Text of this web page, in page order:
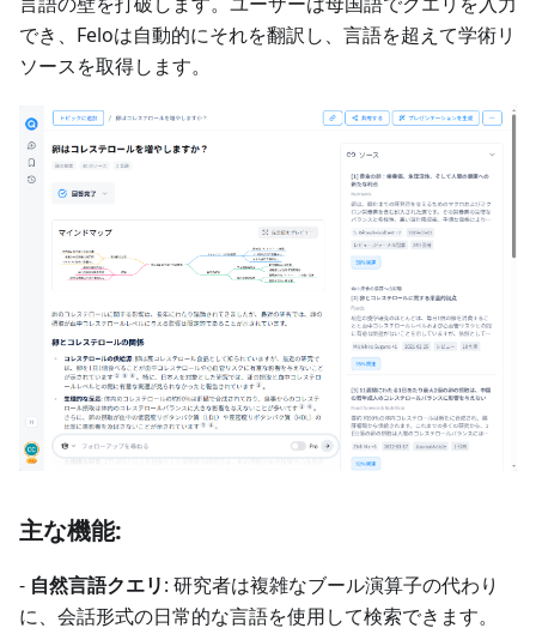
でき、Feloは自動的にそれを翻訳し、言語を超えて学術リ
ソースを取得します。
主な機能:
- 自然言語クエリ: 研究者は複雑なブール演算子の代わり
に、会話形式の日常的な言語を使用して検索できます。